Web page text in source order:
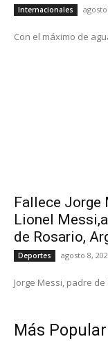
Internacionales
Con el máximo de
Fallece Jorge
Lionel
de Rosario,
Deportes agosto 8,
Jorge Messi, padre
Más Popular